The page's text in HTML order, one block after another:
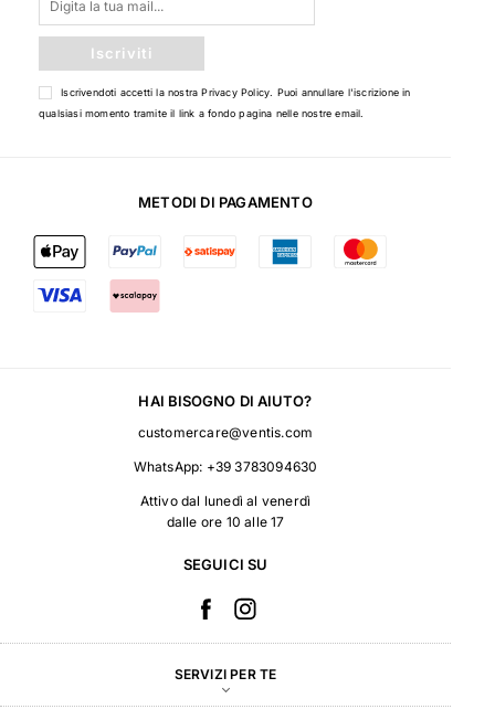
Iscriviti
Iscrivendoti accetti la nostraPrivacy Policy. Puoi annullare l'iscrizione in
qualsiasi momento tramite il link a fondo pagina nelle nostre email.
METODI DI PAGAMENTO
HAI BISOGNO DI AIUTO?
customercare@ventis.com
WhatsApp: +39 3783094630
Attivo dal lunedì al venerdì
dalle ore 10 alle 17
SEGUICI SU
SERVIZI PER TE